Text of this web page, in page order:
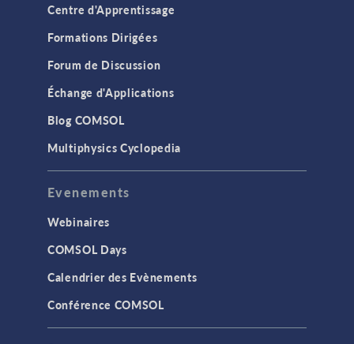
Centre d'Apprentissage
Formations Dirigées
Forum de Discussion
Échange d'Applications
Blog COMSOL
Multiphysics Cyclopedia
Evenements
Webinaires
COMSOL Days
Calendrier des Evènements
Conférence COMSOL